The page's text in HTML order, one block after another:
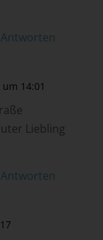
Antworten
14:01
Liebling
Antworten